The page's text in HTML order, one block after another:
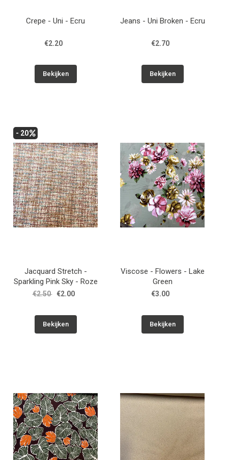
Crepe - Uni - Ecru
€2.20
Bekijken
Jeans - Uni Broken - Ecru
€2.70
Bekijken
- 20
Jacquard Stretch -
Sparkling Pink Sky - Roze
€2.50 €2.00
Bekijken
Viscose - Flowers - Lake
Green
€3.00
Bekijken